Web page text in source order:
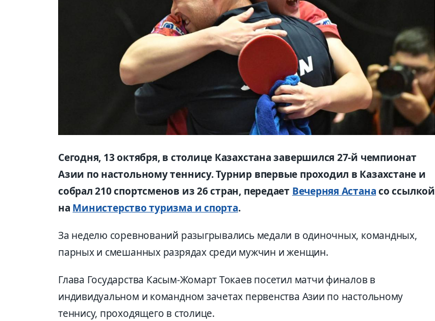
Сегодня, 13 октября, в столице Казахстана завершился 27-й чемпионат
Азии по настольному теннису. Турнир впервые проходил в Казахстане и
собрал 210 спортсменов из 26 стран, передает Вечерняя Астанасо ссылкой
на Министерство туризма и спорта.
За неделю соревнований разыгрывались медали в одиночных, командных,
парных и смешанных разрядах среди мужчин и женщин.
Глава Государства Касым-Жомарт Токаев посетил матчи финалов в
индивидуальном и командном зачетах первенства Азии по настольному
теннису, проходящего в столице.